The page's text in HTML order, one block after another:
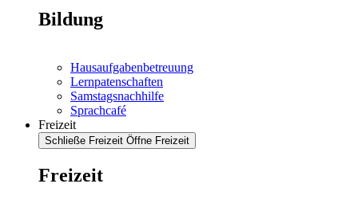
Bildung
Hausaufgabenbetreuung
Lernpatenschaften
Samstagsnachhilfe
Sprachcafé
Freizeit
Schließe Freizeit Öffne Freizeit
Freizeit